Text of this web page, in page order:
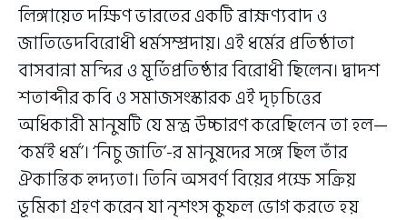
লিঙ্গায়েত দক্ষিণ ভারতের একটি ব্রাহ্মণ্যবাদ ও
জাতিভেদবিরোধী ধর্মসম্প্রদায়। এই ধর্মের প্রতিষ্ঠাতা
বাসবান্না মন্দির ও মূর্তিপ্রতিষ্ঠার বিরোধী ছিলেন। দ্বাদশ
শতাব্দীর কবি ও সমাজসংস্কারক এই দৃঢ়চিত্তের
অধিকারী মানুষটি যে মন্ত্র উচ্চারণ করেছিলেন তা হল—
‘কর্মই ধর্ম’। ‘নিচু জাতি’-র মানুষদের সঙ্গে ছিল তাঁর
ঐকান্তিক হৃদ্যতা। তিনি অসবর্ণ বিয়ের পক্ষে সক্রিয়
ভূমিকা গ্রহণ করেন যা নৃশংস কুফল ভোগ করতে হয়